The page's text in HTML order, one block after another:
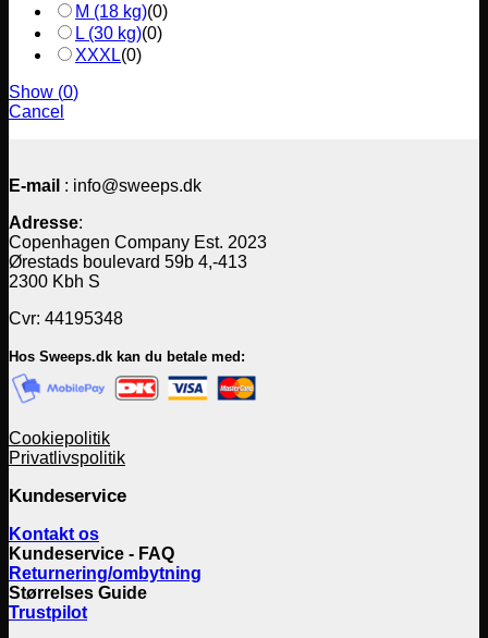
M (18 kg)(0)
L (30 kg)(0)
XXXL(0)
Show (0)
Cancel
E-mail : info@sweeps.dk
Adresse:
Copenhagen Company Est. 2023
Ørestads boulevard 59b 4,-413
2300 Kbh S
Cvr: 44195348
Hos Sweeps.dk kan du betale med:
Cookiepolitik
Privatlivspolitik
Kundeservice
Kontakt os
Kundeservice - FAQ
Returnering/ombytning
Størrelses Guide
Trustpilot